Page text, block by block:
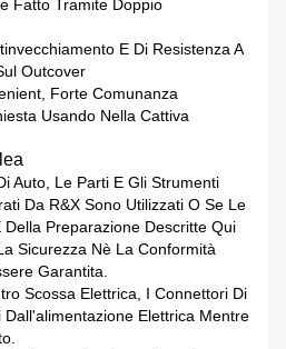
Fatto Tramite Doppio
E Di Resistenza A
Outcover
Forte Comunanza
Usando Nella Cattiva
Auto, Le Parti E Gli Strumenti
Da R&X Sono Utilizzati O Se Le
Della Preparazione Descritte Qui
Sicurezza Nè La Conformità
Garantita.
Scossa Elettrica, I Connettori Di
Dall'alimentazione Elettrica Mentre